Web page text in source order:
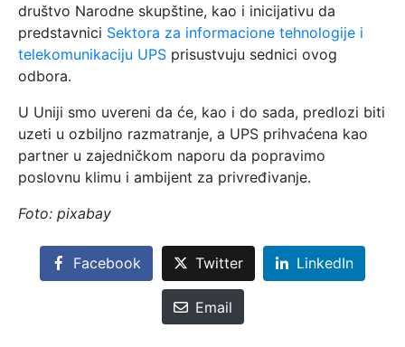
društvo Narodne skupštine, kao i inicijativu da
predstavnici Sektora za informacione tehnologije i
telekomunikaciju UPS prisustvuju sednici ovog
odbora.
U Uniji smo uvereni da će, kao i do sada, predlozi biti
uzeti u ozbiljno razmatranje, a UPS prihvaćena kao
partner u zajedničkom naporu da popravimo
poslovnu klimu i ambijent za privređivanje.
Foto: pixabay
Facebook Twitter LinkedIn
Email